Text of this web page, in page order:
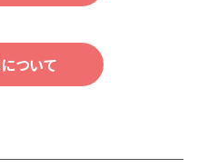
ついて